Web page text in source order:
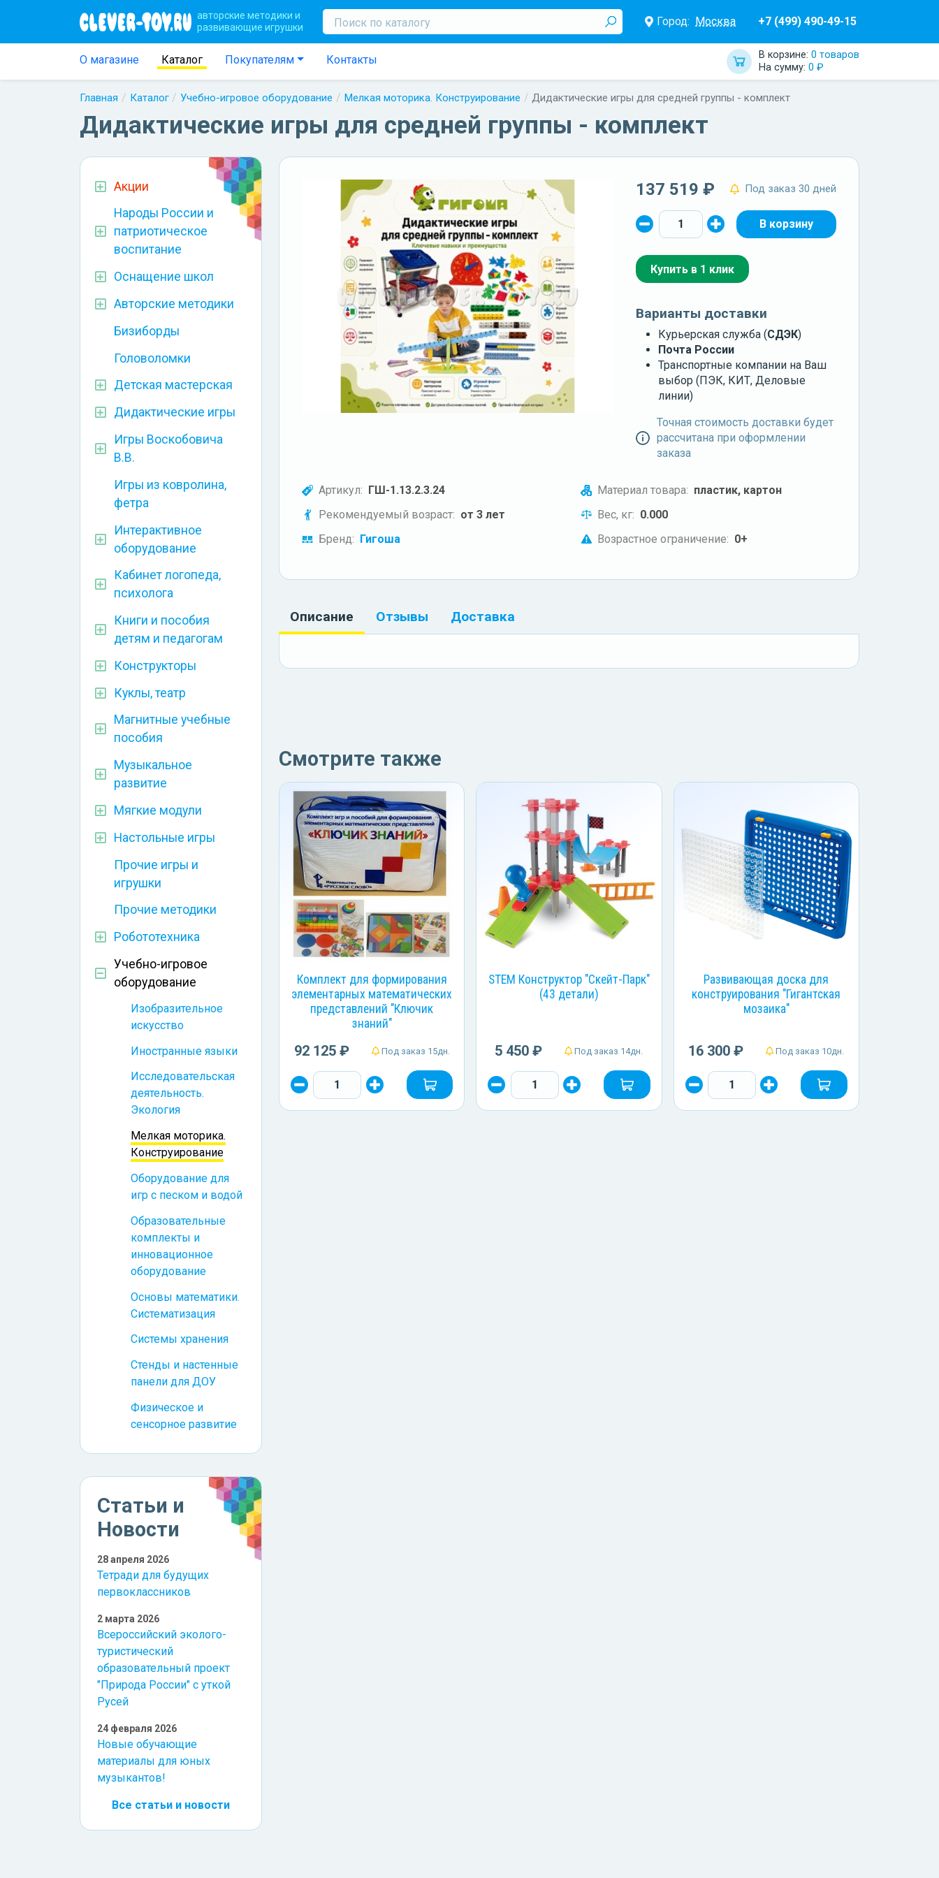
авторские методики и
развивающие игрушки
Город: Москва +7 (499) 490-49-15
О магазине Каталог Покупателям Контакты В корзине: 0 товаров
На сумму: 0 ₽
Главная Каталог Учебно-игровое оборудование Мелкая моторика. Конструирование Дидактические игры для средней группы - комплект
Дидактические игры для средней группы - комплект
Акции
Народы России и
патриотическое
воспитание
Оснащение школ
Авторские методики
Бизиборды
Головоломки
Детская мастерская
Дидактические игры
Игры Воскобовича
В.В.
Игры из ковролина,
фетра
Интерактивное
оборудование
Кабинет логопеда,
психолога
Книги и пособия
детям и педагогам
Конструкторы
Куклы, театр
Магнитные учебные
пособия
Музыкальное
развитие
Мягкие модули
Настольные игры
Прочие игры и
игрушки
Прочие методики
Робототехника
Учебно-игровое
оборудование
Изобразительное
искусство
Иностранные языки
Исследовательская
деятельность.
Экология
Мелкая моторика.
Конструирование
Оборудование для
игр с песком и водой
Образовательные
комплекты и
инновационное
оборудование
Основы математики.
Систематизация
Системы хранения
Стенды и настенные
панели для ДОУ
Физическое и
сенсорное развитие
Статьи и
Новости
28 апреля 2026
Тетради для будущих
первоклассников
2 марта 2026
Всероссийский эколого-
туристический
образовательный проект
"Природа России" с уткой
Русей
24 февраля 2026
Новые обучающие
материалы для юных
музыкантов!
Все статьи и новости
137 519 ₽ Под заказ 30 дней
Купить в 1 клик
Варианты доставки
Курьерская служба (СДЭК)
Почта России
Транспортные компании на Ваш
выбор (ПЭК, КИТ, Деловые
линии)
Точная стоимость доставки будет
рассчитана при оформлении
заказа
Артикул: ГШ-1.13.2.3.24
Рекомендуемый возраст: от 3 лет
Бренд: Гигоша
Материал товара: пластик, картон
Вес, кг: 0.000
Возрастное ограничение: 0+
Описание Отзывы Доставка
Смотрите также
Комплект для формирования
элементарных математических
представлений "Ключик
знаний"
92 125 ₽ Под заказ 15дн.
STEM Конструктор "Скейт-Парк"
(43 детали)
5 450 ₽ Под заказ 14дн.
Развивающая доска для
конструирования "Гигантская
мозаика"
16 300 ₽ Под заказ 10дн.